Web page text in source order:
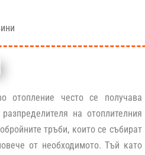
отопление често се получава
на отоплителния
тръби, които се събират
от необходимото. Тъй като